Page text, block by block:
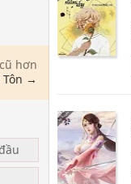
hơn
Tôn →